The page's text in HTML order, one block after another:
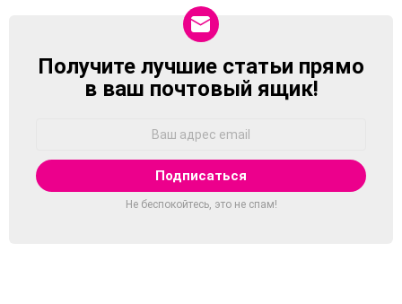
NEWSLETTER
Получите лучшие статьи прямо
в ваш почтовый ящик!
Не беспокойтесь, это не спам!